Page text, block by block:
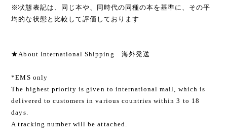
※状態表記は、同じ本や、同時代の同種の本を基準に、その平
均的な状態と比較して評価しております
★About International Shipping 海外発送
*EMS only
The highest priority is given to international mail, which is
delivered to customers in various countries within 3 to 18
days.
A tracking number will be attached.